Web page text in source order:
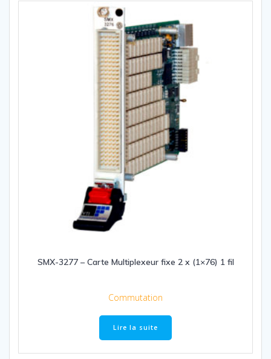
SMX-3277 – Carte Multiplexeur fixe 2 x (1×76) 1 fil
Commutation
Lire la suite